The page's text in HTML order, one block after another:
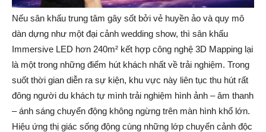
Nếu sân khấu trung tâm gây sốt bởi vẻ huyền ảo và quy mô
dàn dựng như một đại cảnh wedding show, thì sân khấu
Immersive LED hơn 240m² kết hợp công nghệ 3D Mapping lại
là một trong những điểm hút khách nhất về trải nghiệm. Trong
suốt thời gian diễn ra sự kiện, khu vực này liên tục thu hút rất
đông người du khách tự mình trải nghiệm hình ảnh – âm thanh
– ánh sáng chuyển động không ngừng trên màn hình khổ lớn.
Hiệu ứng thị giác sống động cùng những lớp chuyển cảnh độc